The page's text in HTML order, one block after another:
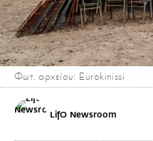
Φωτ. αρχείου: Eurokinissi
LifO Newsroom